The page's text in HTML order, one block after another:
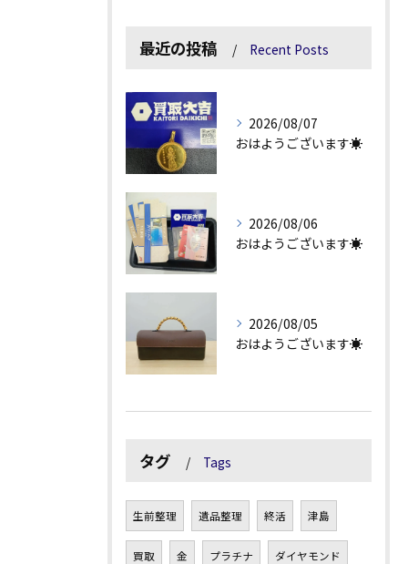
最近の投稿 Recent Posts
2026/08/07
おはようございます☀
2026/08/06
おはようございます☀
2026/08/05
おはようございます☀
タグ Tags
生前整理 遺品整理 終活 津島
買取 金 プラチナ ダイヤモンド